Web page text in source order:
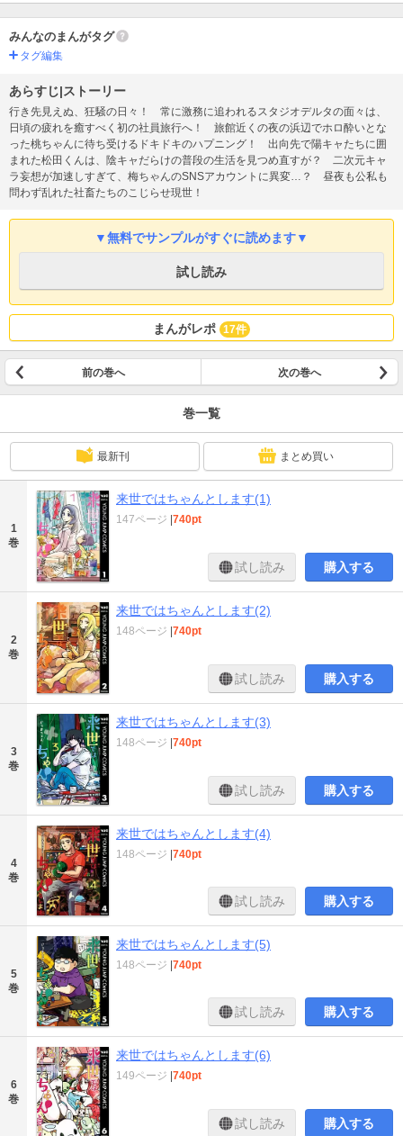
みんなのまんがタグ
タグ編集
あらすじ|ストーリー
行き先見えぬ、狂騒の日々！ 常に激務に追われるスタジオデルタの面々は、
日頃の疲れを癒すべく初の社員旅行へ！ 旅館近くの夜の浜辺でホロ酔いとな
った桃ちゃんに待ち受けるドキドキのハプニング！ 出向先で陽キャたちに囲
まれた松田くんは、陰キャだらけの普段の生活を見つめ直すが？ 二次元キャ
ラ妄想が加速しすぎて、梅ちゃんのSNSアカウントに異変…？ 昼夜も公私も
問わず乱れた社畜たちのこじらせ現世！
▼無料でサンプルがすぐに読めます▼
試し読み
まんがレポ 17件
前の巻へ 次の巻へ
巻一覧
最新刊 まとめ買い
1
巻
来世ではちゃんとします(1)
147ページ 740pt
試し読み 購入する
2
巻
来世ではちゃんとします(2)
148ページ 740pt
試し読み 購入する
3
巻
来世ではちゃんとします(3)
148ページ 740pt
試し読み 購入する
4
巻
来世ではちゃんとします(4)
148ページ 740pt
試し読み 購入する
5
巻
来世ではちゃんとします(5)
148ページ 740pt
試し読み 購入する
6
巻
来世ではちゃんとします(6)
149ページ 740pt
試し読み 購入する